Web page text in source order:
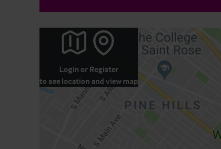
Login or Register
to see location and view map